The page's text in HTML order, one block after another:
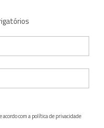
acordo com a política de privacidade